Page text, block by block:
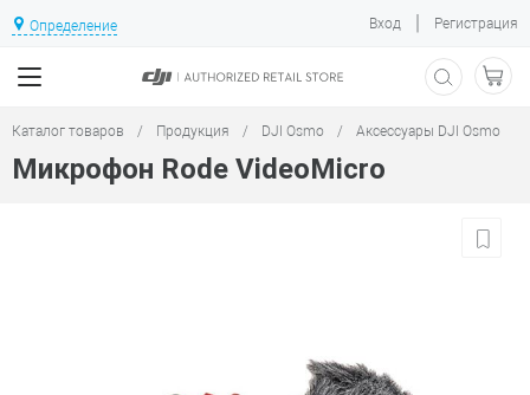
Определение Вход | Регистрация
Каталог товаров / Продукция / DJI Osmo / Аксессуары DJI Osmo
Микрофон Rode VideoMicro